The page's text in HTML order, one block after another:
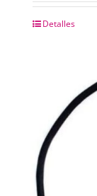
Detalles